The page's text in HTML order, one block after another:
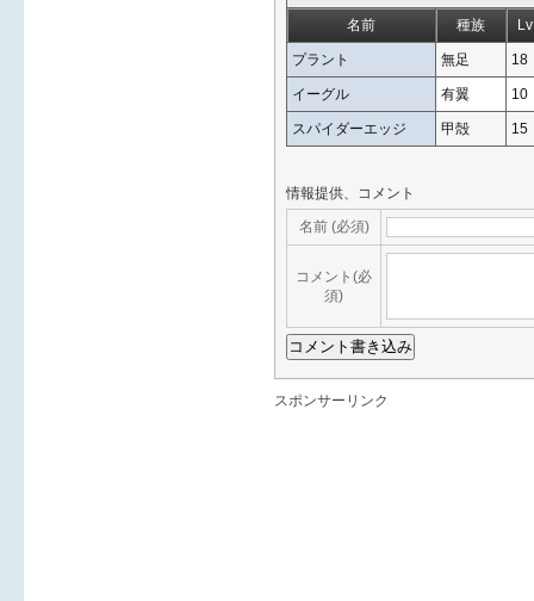
名前 種族 Lv
プラント 無足 18
イーグル 有翼 10
スパイダーエッジ 甲殻 15
情報提供、コメント
名前 (必須)
コメント(必
須)
スポンサーリンク